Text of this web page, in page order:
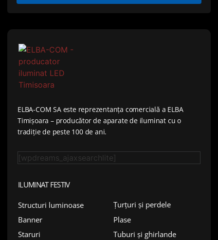
ELBA-COM SA este reprezentanța comercială a ELBA
Timișoara – producător de aparate de iluminat cu o
tradiție de peste 100 de ani.
[wpdreams_ajaxsearchlite]
ILUMINAT FESTIV
Structuri luminoase
Banner
Staruri
Țurțuri și perdele
Plase
Tuburi și ghirlande